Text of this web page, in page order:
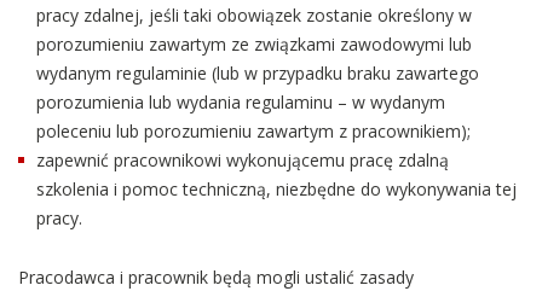
pracy zdalnej, jeśli taki obowiązek zostanie określony w
porozumieniu zawartym ze związkami zawodowymi lub
wydanym regulaminie (lub w przypadku braku zawartego
porozumienia lub wydania regulaminu – w wydanym
poleceniu lub porozumieniu zawartym z pracownikiem);
zapewnić pracownikowi wykonującemu pracę zdalną
szkolenia i pomoc techniczną, niezbędne do wykonywania tej
pracy.
Pracodawca i pracownik będą mogli ustalić zasady